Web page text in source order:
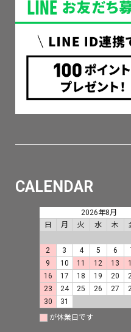
CALENDAR
2026年8月
日
月 火 水 木
2
3 4 5 6
9
10 11 12 13
16
17 18 19 20
23
24 25 26 27
30
31
が休業日です